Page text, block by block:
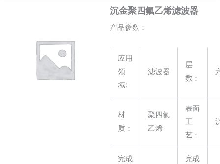
沉金聚四氟乙烯滤波器
产品参数：
应用
领
域:
滤波器
层
数：
材
质：
聚四氟
乙烯
表面
工
艺：
完成
完成